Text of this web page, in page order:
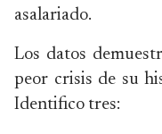
asalariado.
Los datos
peor crisis de su
Identifico tres: